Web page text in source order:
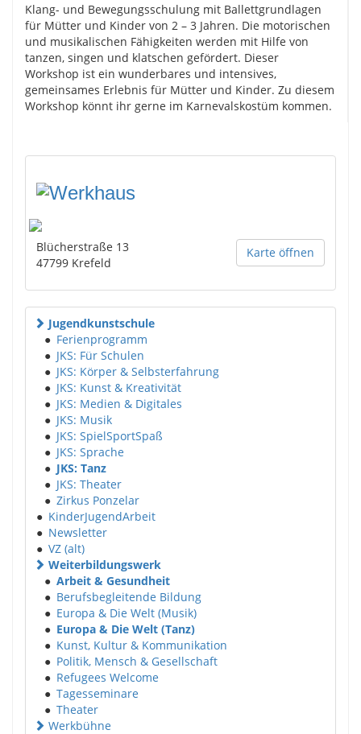
Klang- und Bewegungsschulung mit Ballettgrundlagen
für Mütter und Kinder von 2 – 3 Jahren. Die motorischen
und musikalischen Fähigkeiten werden mit Hilfe von
tanzen, singen und klatschen gefördert. Dieser
Workshop ist ein wunderbares und intensives,
gemeinsames Erlebnis für Mütter und Kinder. Zu diesem
Workshop könnt ihr gerne im Karnevalskostüm kommen.
Karte öffnen
Blücherstraße 13
47799 Krefeld
Jugendkunstschule
● Ferienprogramm
● JKS: Für Schulen
● JKS: Körper & Selbsterfahrung
● JKS: Kunst & Kreativität
● JKS: Medien & Digitales
● JKS: Musik
● JKS: SpielSportSpaß
● JKS: Sprache
● JKS: Tanz
● JKS: Theater
● Zirkus Ponzelar
● KinderJugendArbeit
● Newsletter
● VZ (alt)
Weiterbildungswerk
● Arbeit & Gesundheit
● Berufsbegleitende Bildung
● Europa & Die Welt (Musik)
● Europa & Die Welt (Tanz)
● Kunst, Kultur & Kommunikation
● Politik, Mensch & Gesellschaft
● Refugees Welcome
● Tagesseminare
● Theater
Werkbühne